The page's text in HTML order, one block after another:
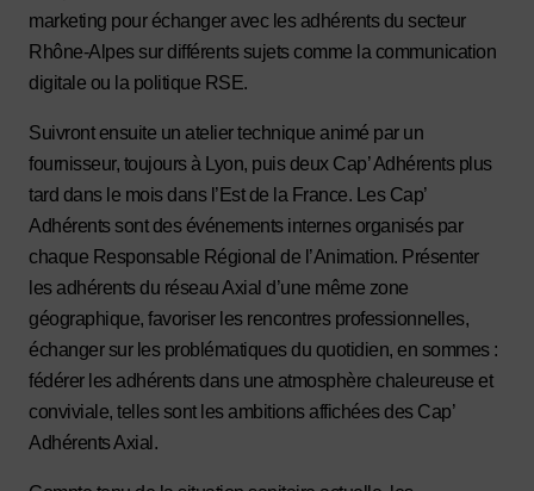
marketing pour échanger avec les adhérents du secteur
Rhône-Alpes sur différents sujets comme la communication
digitale ou la politique RSE.
Suivront ensuite un atelier technique animé par un
fournisseur, toujours à Lyon, puis deux Cap’ Adhérents plus
tard dans le mois dans l’Est de la France. Les Cap’
Adhérents sont des événements internes organisés par
chaque Responsable Régional de l’Animation. Présenter
les adhérents du réseau Axial d’une même zone
géographique, favoriser les rencontres professionnelles,
échanger sur les problématiques du quotidien, en sommes :
fédérer les adhérents dans une atmosphère chaleureuse et
conviviale, telles sont les ambitions affichées des Cap’
Adhérents Axial.